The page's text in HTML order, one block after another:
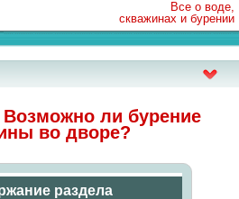
Все о воде,
скважинах и бурении
Возможно ли бурение
во дворе?
раздела